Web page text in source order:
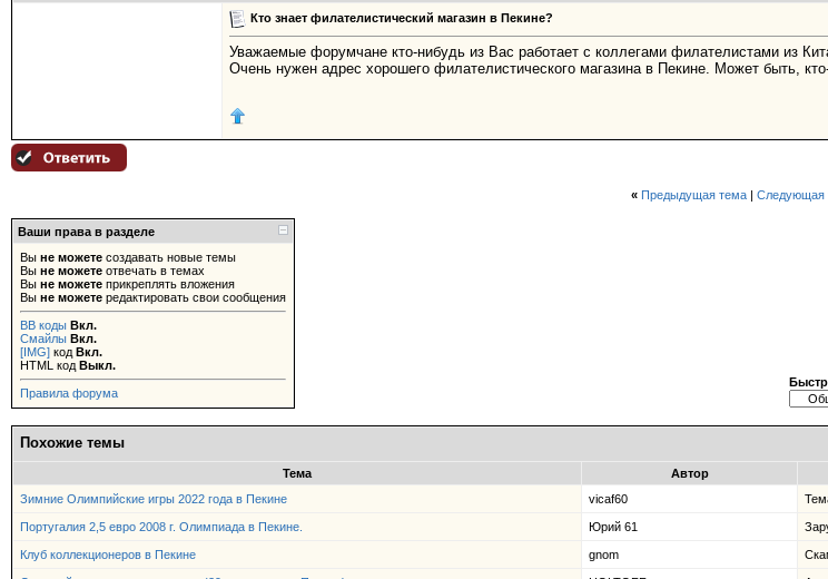
Кто знает филателистический магазин в Пекине?
Уважаемые форумчане кто-нибудь из Вас работает с коллегами филателистами из
Очень нужен адрес хорошего филателистического магазина в Пекине. Может быть,
« Предыдущая тема| Следующая
Ваши права в разделе
Вы не можете создавать новые темы
Вы не можете отвечать в темах
Вы не можете прикреплять вложения
Вы не можете редактировать свои сообщения
BB коды Вкл.
Смайлы Вкл.
[IMG] код Вкл.
HTML код Выкл.
Правила форума
Похожие темы
Тема Автор
Зимние Олимпийские игры 2022 года в Пекине
vicaf60
Португалия 2,5 евро 2008 г. Олимпиада в Пекине. Юрий 61
Клуб коллекционеров в Пекине gnom